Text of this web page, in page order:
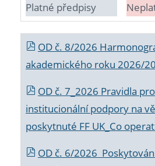
Platné předpisy
OD č. 8/2026
akademického roku 2026/
OD č. 7_2026 Pravidla
institucionální podpory na
poskytnuté FF UK_Co
OD č. 6/2026